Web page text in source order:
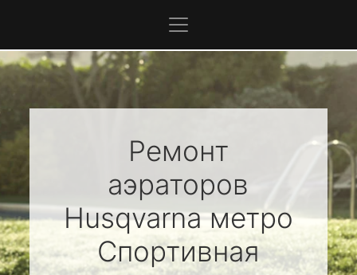
Ремонт
аэраторов
Husqvarnaметро
Спортивная